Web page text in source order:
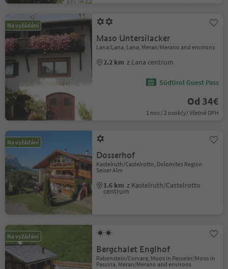
Na vyžádání
Maso Untersilacker
Lana/Lana, Lana, Meran/Merano and environs
2.2 km z Lana centrum
Südtirol Guest Pass
Od 34€
1 noc / 2 osob(y) Včetně DPH
Na vyžádání
Dosserhof
Kastelruth/Castelrotto, Dolomites Region
Seiser Alm
1.6 km z Kastelruth/Castelrotto
centrum
Na vyžádání
Bergchalet Englhof
Rabenstein/Corvara, Moos in Passeier/Moso in
Passiria, Meran/Merano and environs